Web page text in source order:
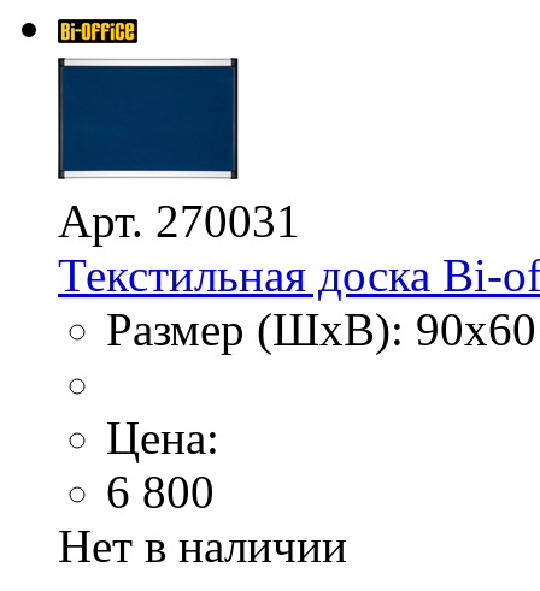
Арт. 270031
Текстильная доска Bi-
Размер (ШхВ):
Цена:
6 800
Нет в наличии